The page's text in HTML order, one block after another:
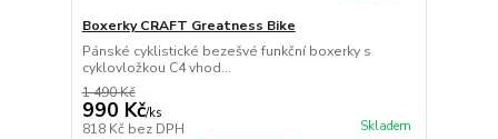
Boxerky CRAFT Greatness Bike
Pánské cyklistické bezešvé funkční boxerky s
cyklovložkou C4 vhod...
1 490 Kč
990 Kč/ks
818 Kč bez DPH Skladem